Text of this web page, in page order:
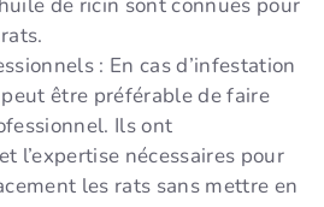
: En cas d’infestation
être préférable de faire
Ils ont
l’expertise nécessaires pour
les rats sans mettre en